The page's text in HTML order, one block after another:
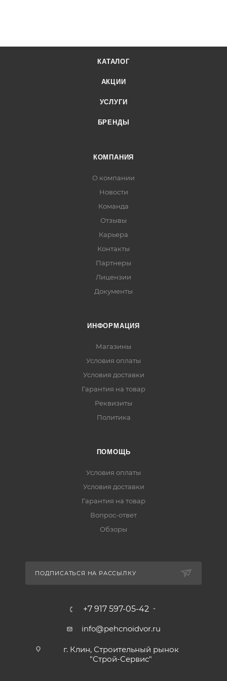
КАТАЛОГ
АКЦИИ
УСЛУГИ
БРЕНДЫ
КОМПАНИЯ
О компании
Новости
Команда
Отзывы
Карьера
Контакты
Партнеры
Лицензии
Документы
ИНФОРМАЦИЯ
Магазины
Условия оплаты
Условия доставки
Гарантия на товар
Реквизиты
Политика
ПОМОЩЬ
Условия оплаты
Условия доставки
Гарантия на товар
Вопрос-ответ
Обзоры
ПОДПИСАТЬСЯ НА РАССЫЛКУ
+7 917 597-05-42
info@pehcnoidvor.ru
г. Клин, Строительный рынок
"Строй-Сервис"